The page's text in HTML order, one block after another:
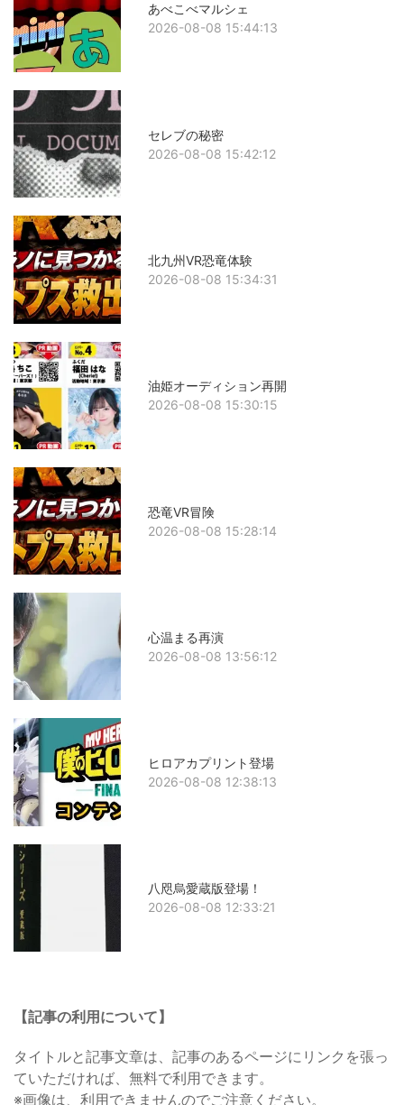
あべこべマルシェ
2026-08-08 15:44:13
セレブの秘密
2026-08-08 15:42:12
北九州VR恐竜体験
2026-08-08 15:34:31
油姫オーディション再開
2026-08-08 15:30:15
恐竜VR冒険
2026-08-08 15:28:14
心温まる再演
2026-08-08 13:56:12
ヒロアカプリント登場
2026-08-08 12:38:13
八咫烏愛蔵版登場！
2026-08-08 12:33:21
【記事の利用について】
タイトルと記事文章は、記事のあるページにリンクを張っ
ていただければ、無料で利用できます。
※画像は、利用できませんのでご注意ください。